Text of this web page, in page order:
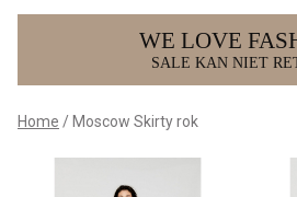
Moscow
Skirty
rok
WE LOVE
SALE KAN NIET
Home Moscow Skirty rok